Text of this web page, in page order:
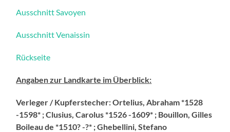
Ausschnitt Savoyen
Ausschnitt Venaissin
Rückseite
Angaben zur Landkarte im Überblick:
Verleger / Kupferstecher:Ortelius, Abraham *1528
-1598* ; Clusius, Carolus *1526 -1609* ; Bouillon, Gilles
Boileau de *1510? -?* ; Ghebellini, Stefano